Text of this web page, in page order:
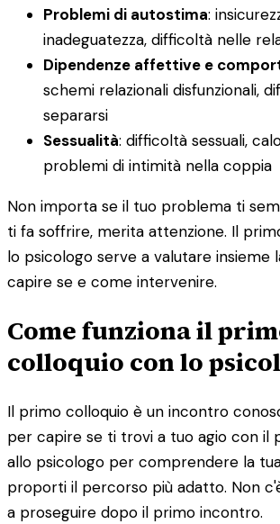
Problemi di autostima:
inadeguatezza, difficoltà nelle
Dipendenze affettive e
schemi relazionali disfunzionali,
separarsi
Sessualità: difficoltà sessuali,
problemi di intimità nella coppia
Non importa se il tuo problema ti
ti fa soffrire, merita attenzione. Il
lo psicologo serve a valutare insieme
capire se e come intervenire.
Come funziona il
colloquio con lo
Il primo colloquio è un incontro
per capire se ti trovi a tuo agio con il
allo psicologo per comprendere la
proporti il percorso più adatto. Non
a proseguire dopo il primo incontro.